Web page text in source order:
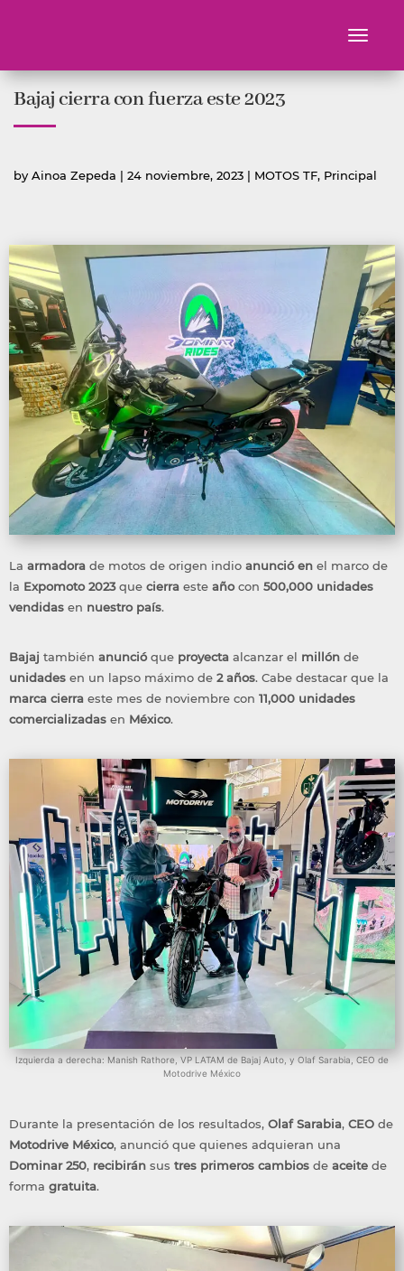
Toggle
Bajaj cierra con fuerza este 2023
by Publicado
Ainoa Zepeda | 24 noviembre, 2023 | Publicada
MOTOS TF, Principal
La armadora de motos de origen indio anunció en el marco de
la Expomoto 2023que cierra este añocon 500,000 unidades
vendidas en nuestro país.
Bajaj también anuncióque proyecta alcanzar el millón de
unidades en un lapso máximo de 2 años. Cabe destacar que la
marca cierra este mes de noviembre con 11,000 unidades
comercializadas en México.
Izquierda a derecha: Manish Rathore, VP LATAM de Bajaj Auto, y Olaf Sarabia, CEO de
Motodrive México
Durante la presentación de los resultados, Olaf Sarabia, CEO de
Motodrive México, anunció que quienes adquieran una
Dominar 250, recibirán sus tres primeros cambios de aceite de
forma gratuita.